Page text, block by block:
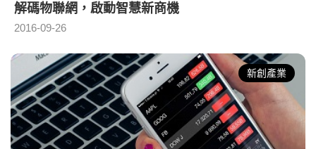
解碼物聯網，啟動智慧新商機
2016-09-26
新創產業